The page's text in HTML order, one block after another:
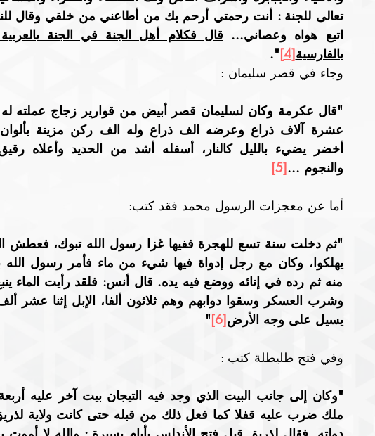
اتبع هواه وعصاني...
بالفارسية[4]
".
وجاء في قصر سليمان :
والنجوم ...[5]
أما عن معجزات الرسول محمد فقد كتب:
يسيل على وجه الأرض[6]
"
وفي فتح طليطلة كتب :